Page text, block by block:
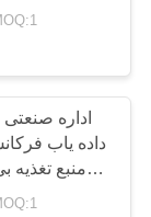
اداره صنعتی
داده یاب